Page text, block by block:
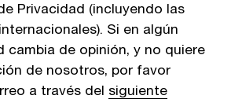
Privacidad (incluyendo las
Si en algún
cambia de opinión, y no quiere
de nosotros, por favor
a través del siguiente